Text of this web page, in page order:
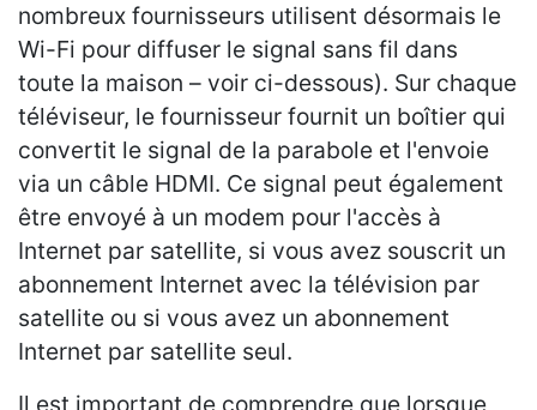
nombreux fournisseurs utilisent désormais le
Wi-Fi pour diffuser le signal sans fil dans
toute la maison – voir ci-dessous). Sur chaque
téléviseur, le fournisseur fournit un boîtier qui
convertit le signal de la parabole et l'envoie
via un câble HDMI. Ce signal peut également
être envoyé à un modem pour l'accès à
Internet par satellite, si vous avez souscrit un
abonnement Internet avec la télévision par
satellite ou si vous avez un abonnement
Internet par satellite seul.
Il est important de comprendre que lorsque